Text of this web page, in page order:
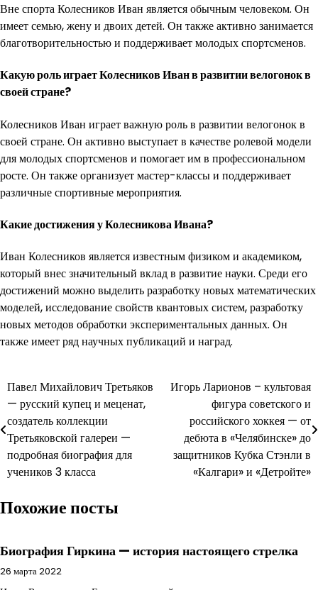
Вне спорта Колесников Иван является обычным человеком. Он
имеет семью, жену и двоих детей. Он также активно занимается
благотворительностью и поддерживает молодых спортсменов.
Какую роль играет Колесников Иван в развитии велогонок в
своей стране?
Колесников Иван играет важную роль в развитии велогонок в
своей стране. Он активно выступает в качестве ролевой модели
для молодых спортсменов и помогает им в профессиональном
росте. Он также организует мастер-классы и поддерживает
различные спортивные мероприятия.
Какие достижения у Колесникова Ивана?
Иван Колесников является известным физиком и академиком,
который внес значительный вклад в развитие науки. Среди его
достижений можно выделить разработку новых математических
моделей, исследование свойств квантовых систем, разработку
новых методов обработки экспериментальных данных. Он
также имеет ряд научных публикаций и наград.
Навигация
по
записям
Павел Михайлович Третьяков
— русский купец и меценат,
создатель коллекции
Третьяковской галереи —
подробная биография для
учеников 3 класса
Игорь Ларионов – культовая
фигура советского и
российского хоккея — от
дебюта в «Челябинске» до
защитников Кубка Стэнли в
«Калгари» и «Детройте»
Похожие посты
Биография Гиркина — история настоящего стрелка
26 марта 2022